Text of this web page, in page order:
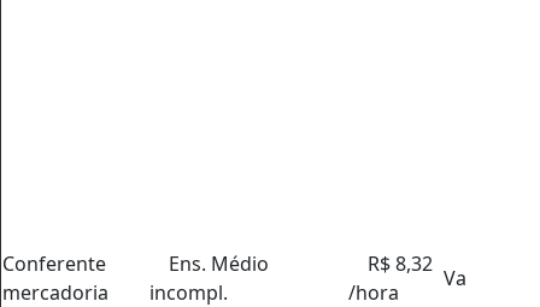
Conferente
mercadoria
Ens. Médio
incompl.
R$ 8,32
/hora
Va